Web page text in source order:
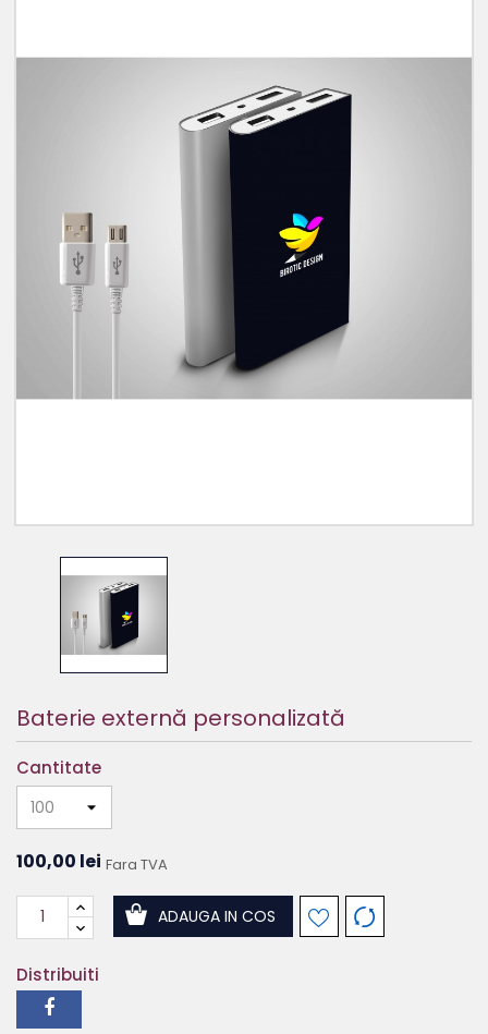
Baterie externă personalizată
Cantitate
100,00 lei Fara TVA
ADAUGA IN COS
Distribuiti